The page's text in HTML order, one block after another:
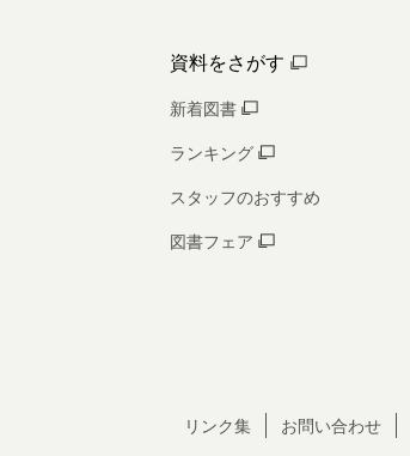
資料をさがす
新着図書
ランキング
スタッフのおすすめ
図書フェア
リンク集 お問い合わせ